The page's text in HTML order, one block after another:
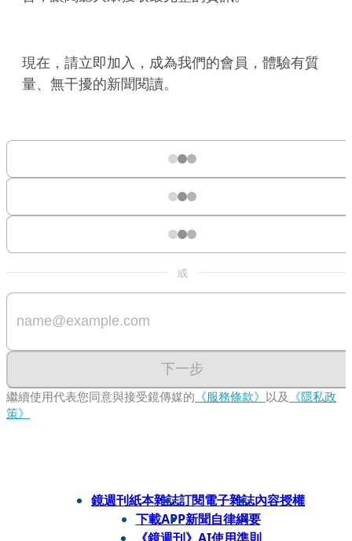
現在，請立即加入，成為我們的會員，體驗有質
量、無干擾的新聞閱讀。
或
下一步
繼續使用代表您同意與接受鏡傳媒的 《服務條款》 以及 《隱私政
策》
鏡週刊紙本雜誌訂閱電子雜誌內容授權
下載APP新聞自律綱要